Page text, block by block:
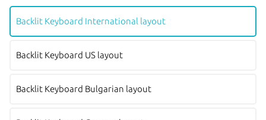
Backlit Keyboard International layout
Backlit Keyboard US layout
Backlit Keyboard Bulgarian layout